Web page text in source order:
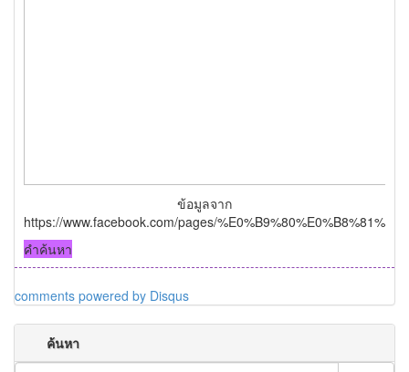
ข้อมูลจาก
https://www.facebook.com/pages/
คำค้นหา
comments powered by Disqus
ค้นหา